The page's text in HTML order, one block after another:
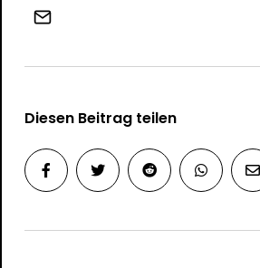
Diesen Beitrag teilen